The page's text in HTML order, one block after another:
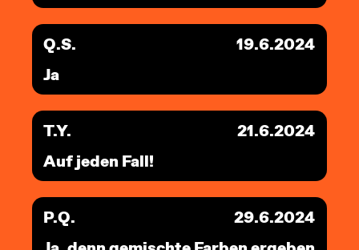
Q.S.
19.6.2024
Ja
T.Y.
21.6.2024
Auf jeden Fall!
P.Q.
29.6.2024